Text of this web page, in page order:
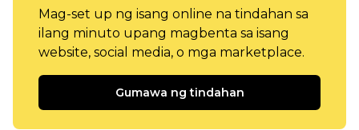
Mag-set up ng isang online na tindahan sa
ilang minuto upang magbenta sa isang
website, social media, o mga marketplace.
Gumawa ng tindahan